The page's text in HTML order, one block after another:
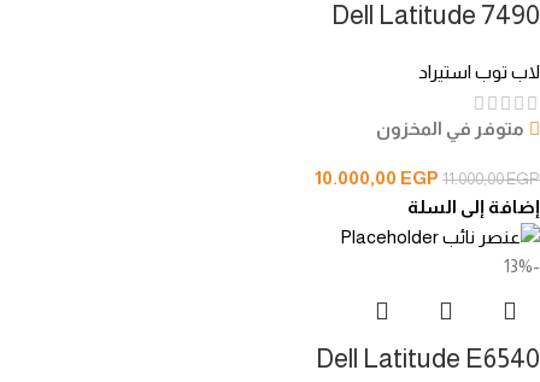
Dell Latitude 7490
لاب توب استيراد
متوفر في المخزون
11.000,00EGP
10.000,00 EGP
إضافة إلى السلة
-13%
Dell Latitude E6540